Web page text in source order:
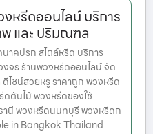
หรีดออนไลน์ บริการ
และ ปริมณฑล
คปรก สไตล์หรีด บริการ
จร ร้านพวงหรีดออนไลน์ จัด
ไซน์สวยหรู ราคาถูก พวงหรีด
ต้นไม้ พวงหรีดของใช้
นี พวงหรีดนนทบุรี พวงหรีดก
in Bangkok Thailand